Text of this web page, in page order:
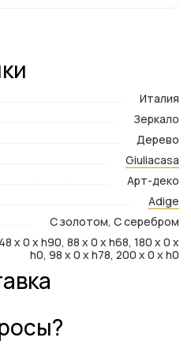
Италия
Зеркало
Дерево
Giuliacasa
Арт-деко
Adige
С золотом, С серебром
x 0 x h90, 88 x 0 x h68, 180 x 0 x
h0, 98 x 0 x h78, 200 x 0 x h0